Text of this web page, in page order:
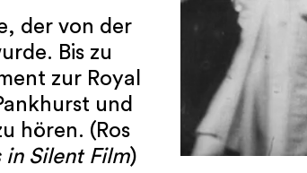
der von der
Bis zu
zur Royal
und
hören. (Ros
Silent Film)